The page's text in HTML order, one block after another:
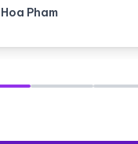
Pham